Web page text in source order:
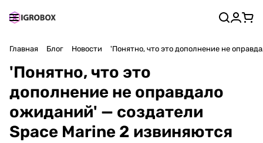
Главная Блог Новости 'Понятно, что это дополнение не
'Понятно, что это
дополнение не оправдало
ожиданий' — создатели
Space Marine 2 извиняются